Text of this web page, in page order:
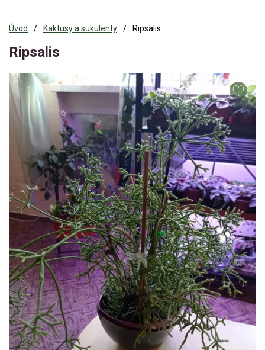
Úvod Kaktusy a sukulenty Ripsalis
Ripsalis